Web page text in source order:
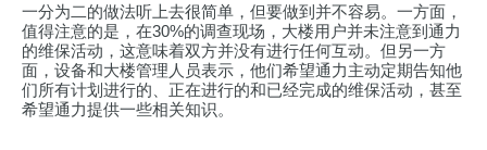
一分为二的做法听上去很简单，但要做到并不容易。一方面，
值得注意的是，在30%的调查现场，大楼用户并未注意到通力
的维保活动，这意味着双方并没有进行任何互动。但另一方
面，设备和大楼管理人员表示，他们希望通力主动定期告知他
们所有计划进行的、正在进行的和已经完成的维保活动，甚至
希望通力提供一些相关知识。